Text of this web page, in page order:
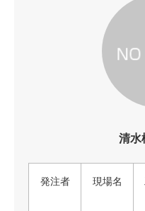
清水
発注者 現場名